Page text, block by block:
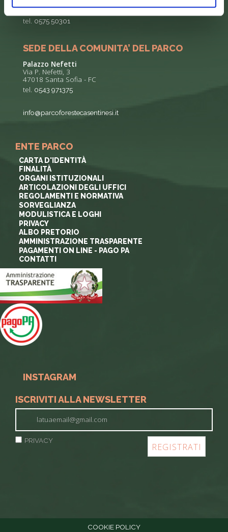
52015 Pratovecchio - AR
tel. 0575 50301
SEDE DELLA COMUNITA’ DEL PARCO
Palazzo Nefetti
Via P. Nefetti, 3
47018 Santa Sofia - FC
tel. 0543 971375
info@parcoforestecasentinesi.it
ENTE PARCO
CARTA D'IDENTITÀ
FINALITÀ
ORGANI ISTITUZIONALI
ARTICOLAZIONI DEGLI UFFICI
REGOLAMENTI E NORMATIVA
SORVEGLIANZA
MODULISTICA E LOGHI
PRIVACY
ALBO PRETORIO
AMMINISTRAZIONE TRASPARENTE
PAGAMENTI ON LINE - PAGO PA
CONTATTI
INSTAGRAM
ISCRIVITI ALLA NEWSLETTER
PRIVACY
COOKIE POLICY